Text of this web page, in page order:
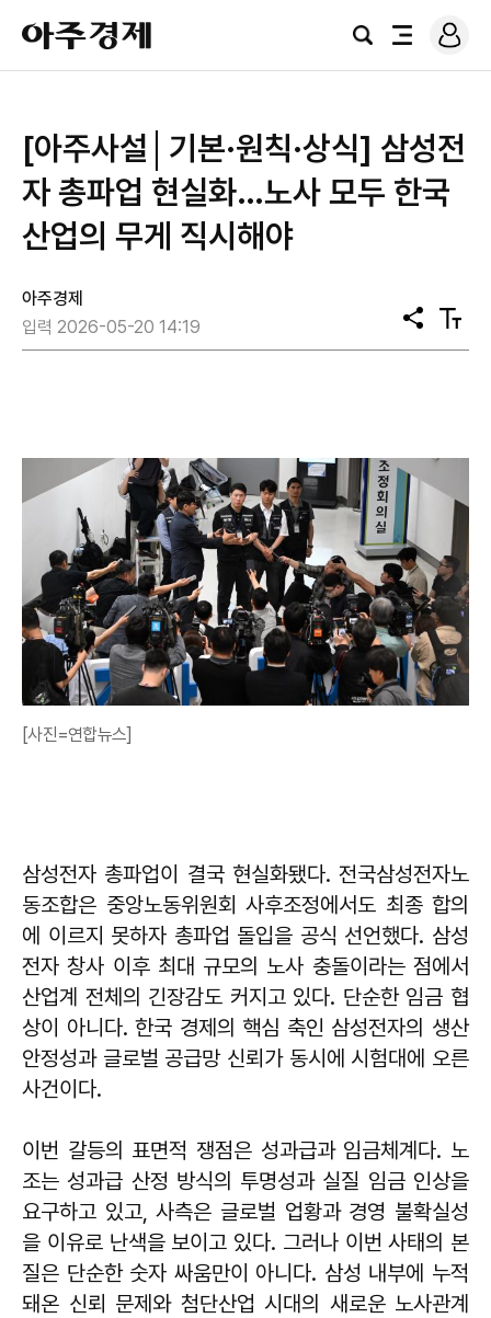
아
주
경
검
전
로
그
[아주사설│기본·원칙·상식] 삼성전
자 총파업 현실화…노사 모두 한국
산업의 무게 직시해야
아주경제
입력 2026-05-20 14:19
공
유
텍
스
[사진=연합뉴스]
삼성전자 총파업이 결국 현실화됐다. 전국삼성전자노
동조합은 중앙노동위원회 사후조정에서도 최종 합의
에 이르지 못하자 총파업 돌입을 공식 선언했다. 삼성
전자 창사 이후 최대 규모의 노사 충돌이라는 점에서
산업계 전체의 긴장감도 커지고 있다. 단순한 임금 협
상이 아니다. 한국 경제의 핵심 축인 삼성전자의 생산
안정성과 글로벌 공급망 신뢰가 동시에 시험대에 오른
사건이다.
이번 갈등의 표면적 쟁점은 성과급과 임금체계다. 노
조는 성과급 산정 방식의 투명성과 실질 임금 인상을
요구하고 있고, 사측은 글로벌 업황과 경영 불확실성
을 이유로 난색을 보이고 있다. 그러나 이번 사태의 본
질은 단순한 숫자 싸움만이 아니다. 삼성 내부에 누적
돼온 신뢰 문제와 첨단산업 시대의 새로운 노사관계